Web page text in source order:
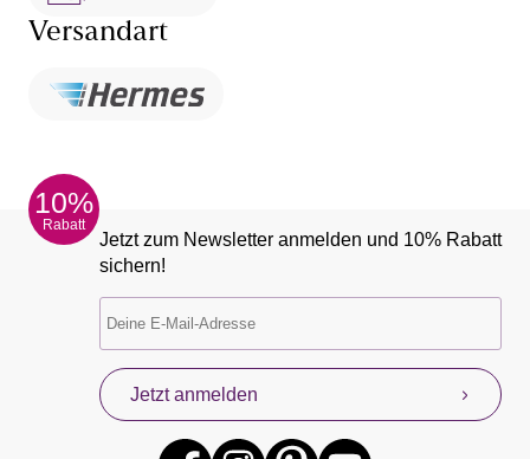
Versandart
10%
Rabatt
Jetzt zum Newsletter anmelden und 10% Rabatt
sichern!
Jetzt anmelden